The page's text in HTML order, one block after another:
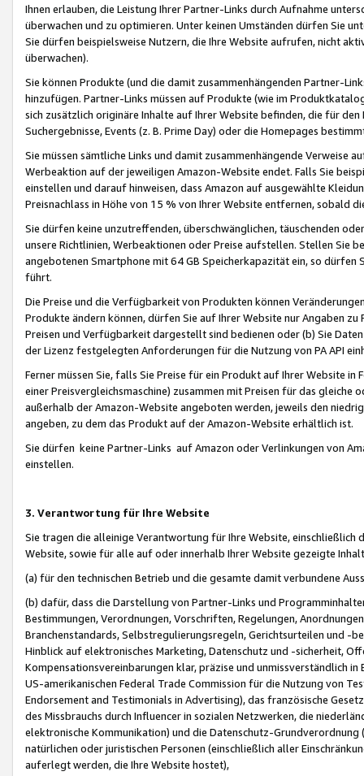
Ihnen erlauben, die Leistung Ihrer Partner-Links durch Aufnahme
überwachen und zu optimieren. Unter keinen Umständen dürfen Sie
Sie dürfen beispielsweise Nutzern, die Ihre Website aufrufen, nicht
überwachen).
Sie können Produkte (und die damit zusammenhängenden Partner-
hinzufügen. Partner-Links müssen auf Produkte (wie im
sich zusätzlich originäre Inhalte auf Ihrer Website befinden, die für
Suchergebnisse, Events (z. B. Prime Day) oder die Homepages
Sie müssen sämtliche Links und damit zusammenhängende
Werbeaktion auf der jeweiligen Amazon-Website endet. Falls Sie
einstellen und darauf hinweisen, dass Amazon auf ausgewählte
Preisnachlass in Höhe von 15 % von Ihrer Website entfernen, sobald
Sie dürfen keine unzutreffenden, überschwänglichen, täuschenden
unsere Richtlinien, Werbeaktionen oder Preise aufstellen. Stellen Sie
angebotenen Smartphone mit 64 GB Speicherkapazität ein, so dürfen
führt.
Die Preise und die Verfügbarkeit von Produkten können
Produkte ändern können, dürfen Sie auf Ihrer Website nur Angaben
Preisen und Verfügbarkeit dargestellt sind bedienen oder (b) Sie
der Lizenz festgelegten Anforderungen für die Nutzung von PA API
Ferner müssen Sie, falls Sie Preise für ein Produkt auf Ihrer Website
einer Preisvergleichsmaschine) zusammen mit Preisen für das
außerhalb der Amazon-Website angeboten werden, jeweils den
angeben, zu dem das Produkt auf der Amazon-Website erhältlich ist.
Sie dürfen keine Partner-Links auf Amazon oder Verlinkungen von
einstellen.
3. Verantwortung für Ihre Website
Sie tragen die alleinige Verantwortung für Ihre Website,
Website, sowie für alle auf oder innerhalb Ihrer Website gezeigte
(a) für den technischen Betrieb und die gesamte damit verbundene
(b) dafür, dass die Darstellung von Partner-Links und
Bestimmungen, Verordnungen, Vorschriften, Regelungen,
Branchenstandards, Selbstregulierungsregeln, Gerichtsurteilen und -
Hinblick auf elektronisches Marketing, Datenschutz und -sicherheit,
Kompensationsvereinbarungen klar, präzise und unmissverständlich
US-amerikanischen Federal Trade Commission für die Nutzung von
Endorsement and Testimonials in Advertising), das französische
des Missbrauchs durch Influencer in sozialen Netzwerken, die
elektronische Kommunikation) und die Datenschutz-
natürlichen oder juristischen Personen (einschließlich aller
auferlegt werden, die Ihre Website hostet),